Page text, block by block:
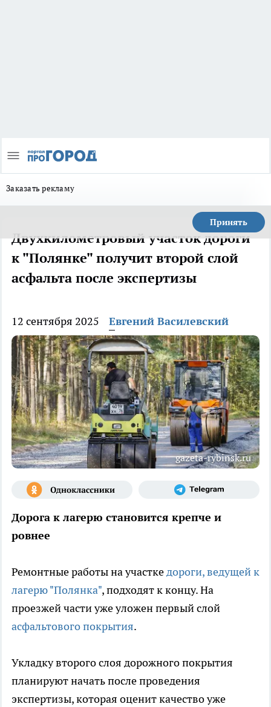
Заказать рекламу
Принять
Двухкилометровый участок дороги
к "Полянке" получит второй слой
асфальта после экспертизы
12 сентября 2025 Евгений Василевский
gazeta-rybinsk.ru
Дорога к лагерю становится крепче и
ровнее
Ремонтные работы на участкедороги, ведущей к
лагерю "Полянка", подходят к концу. На
проезжей части уже уложен первый слой
асфальтового покрытия.
Укладку второго слоя дорожного покрытия
планируют начать после проведения
экспертизы, которая оценит качество уже